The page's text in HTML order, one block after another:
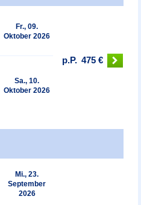
Fr., 09.
Oktober 2026
Sa., 10.
Oktober 2026
p.P. 475 €
Mi., 23.
September
2026